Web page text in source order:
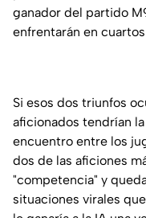
ganador del partido
enfrentarán en
Si esos dos triunfos
aficionados tendrían
encuentro entre los
dos de las aficiones
"competencia" y
situaciones virales